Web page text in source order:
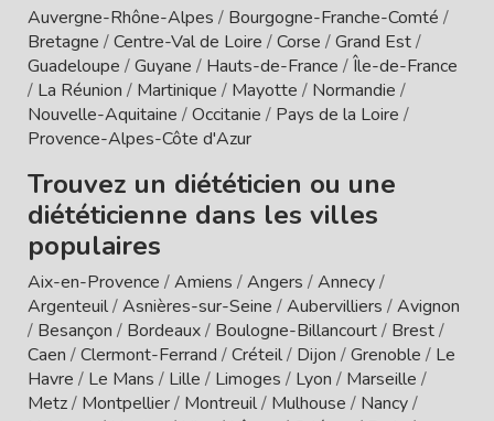
Auvergne-Rhône-Alpes / Bourgogne-Franche-Comté /
Bretagne /Centre-Val de Loire /Corse /Grand Est/
Guadeloupe /Guyane / Hauts-de-France /Île-de-France
/ La Réunion / Martinique / Mayotte / Normandie /
Nouvelle-Aquitaine /Occitanie / Pays de la Loire /
Provence-Alpes-Côte d'Azur
Trouvez un diététicien ou une
diététicienne dans les villes
populaires
Aix-en-Provence /Amiens /Angers /Annecy/
Argenteuil/Asnières-sur-Seine /Aubervilliers /Avignon
/ Besançon / Bordeaux/ Boulogne-Billancourt/ Brest/
Caen /Clermont-Ferrand /Créteil/ Dijon /Grenoble / Le
Havre / Le Mans / Lille / Limoges / Lyon / Marseille /
Metz/ Montpellier/ Montreuil/ Mulhouse / Nancy/